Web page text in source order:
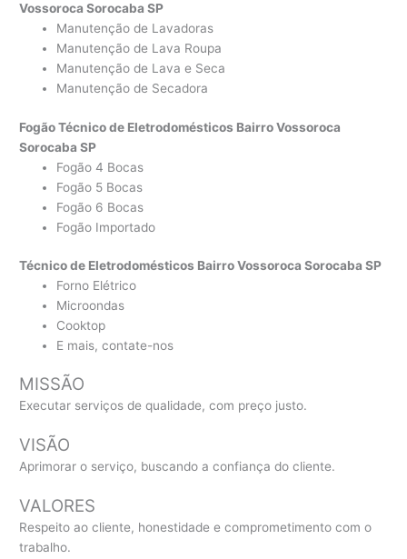
Vossoroca Sorocaba SP
Manutenção de Lavadoras
Manutenção de Lava Roupa
Manutenção de Lava e Seca
Manutenção de Secadora
Fogão Técnico de Eletrodomésticos Bairro Vossoroca
Sorocaba SP
Fogão 4 Bocas
Fogão 5 Bocas
Fogão 6 Bocas
Fogão Importado
Técnico de Eletrodomésticos Bairro Vossoroca Sorocaba SP
Forno Elétrico
Microondas
Cooktop
E mais, contate-nos
MISSÃO
Executar serviços de qualidade, com preço justo.
VISÃO
Aprimorar o serviço, buscando a confiança do cliente.
VALORES
Respeito ao cliente, honestidade e comprometimento com o
trabalho.